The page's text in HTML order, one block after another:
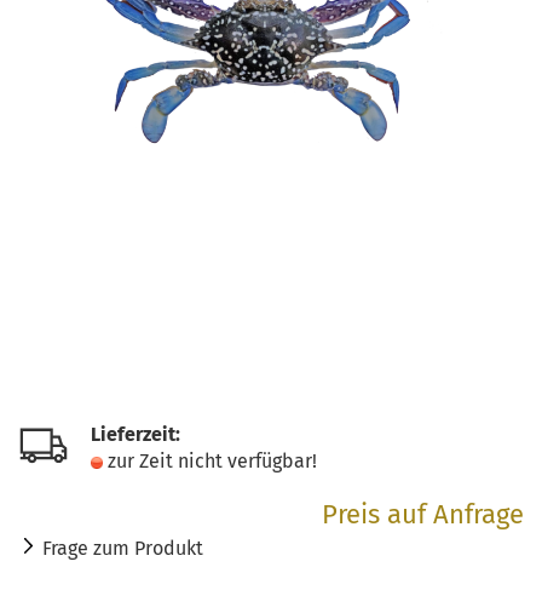
Lieferzeit:
zur Zeit nicht verfügbar!
Preis auf Anfrage
Frage zum Produkt